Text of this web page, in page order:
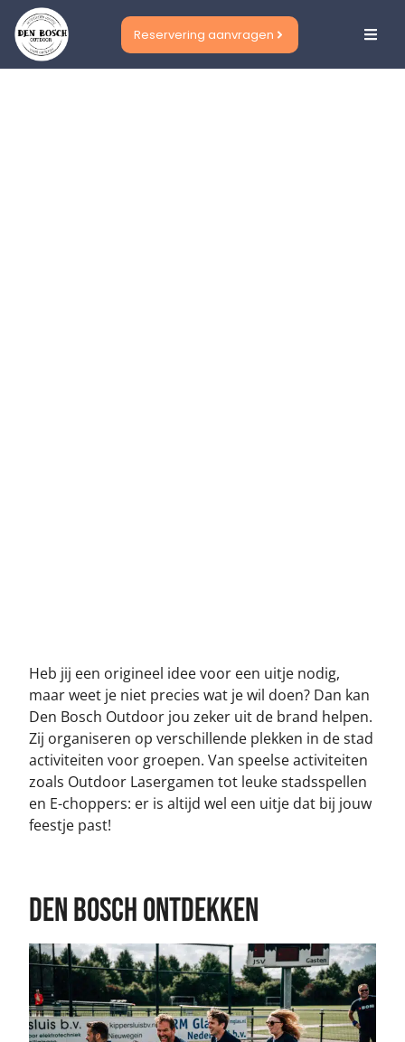
Reservering aanvragen
Heb jij een origineel idee voor een uitje nodig,
maar weet je niet precies wat je wil doen? Dan kan
Den Bosch Outdoor jou zeker uit de brand helpen.
Zij organiseren op verschillende plekken in de stad
activiteiten voor groepen. Van speelse activiteiten
zoals Outdoor Lasergamen tot leuke stadsspellen
en E-choppers: er is altijd wel een uitje dat bij jouw
feestje past!
den bosch Ontdekken